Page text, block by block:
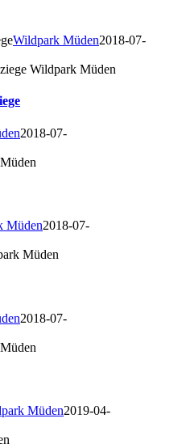
Wildpark Müden2018-07-
2018-07-
Müden2018-07-
2018-07-
Müden2019-04-